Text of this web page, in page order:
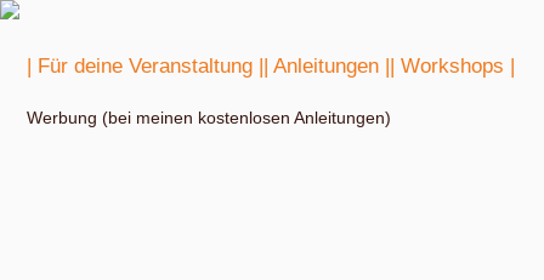
| Für deine Veranstaltung || Anleitungen || Workshops |
Werbung (bei meinen kostenlosen Anleitungen)